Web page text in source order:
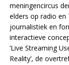
meningencircus
elders op radio en
journalistiek en
interactieve
‘Live Streaming
Reality’, de